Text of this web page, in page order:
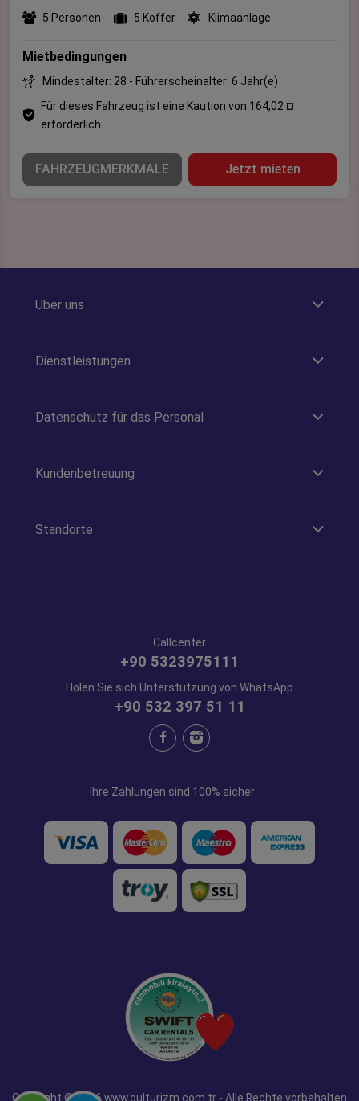
5 Personen
5 Koffer Klimaanlage
Mietbedingungen
Mindestalter: 28 - Führerscheinalter: 6 Jahr(e)
Für dieses Fahrzeug ist eine Kaution von 164,02 ¤
erforderlich.
FAHRZEUGMERKMALE Jetzt mieten
Uber uns
Dienstleistungen
Datenschutz für das Personal
Kundenbetreuung
Standorte
Callcenter
+90 5323975111
Holen Sie sich Unterstützung von WhatsApp
+90 532 397 51 11
Ihre Zahlungen sind 100% sicher
Copyright © 2026 www.gulturizm.com.tr - Alle Rechte vorbehalten